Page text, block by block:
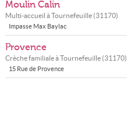
Moulin Calin
Multi-accueil àTournefeuille(31170)
Impasse Max Baylac
Provence
Crèche familiale àTournefeuille(31170)
15 Rue de Provence